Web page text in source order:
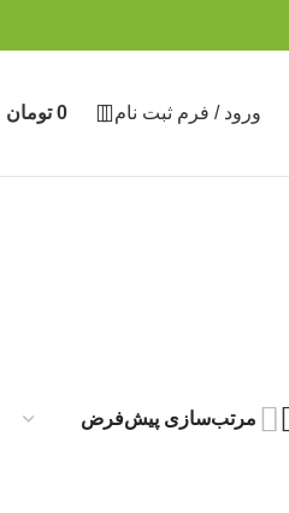
ورود / فرم ثبت نام 0 تومان